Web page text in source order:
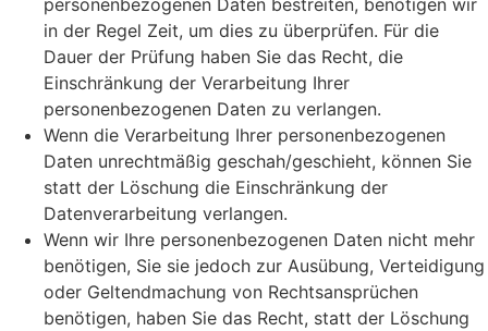
personenbezogenen Daten bestreiten, benötigen wir
in der Regel Zeit, um dies zu überprüfen. Für die
Dauer der Prüfung haben Sie das Recht, die
Einschränkung der Verarbeitung Ihrer
personenbezogenen Daten zu verlangen.
Wenn die Verarbeitung Ihrer personenbezogenen
Daten unrechtmäßig geschah/geschieht, können Sie
statt der Löschung die Einschränkung der
Datenverarbeitung verlangen.
Wenn wir Ihre personenbezogenen Daten nicht mehr
benötigen, Sie sie jedoch zur Ausübung, Verteidigung
oder Geltendmachung von Rechtsansprüchen
benötigen, haben Sie das Recht, statt der Löschung